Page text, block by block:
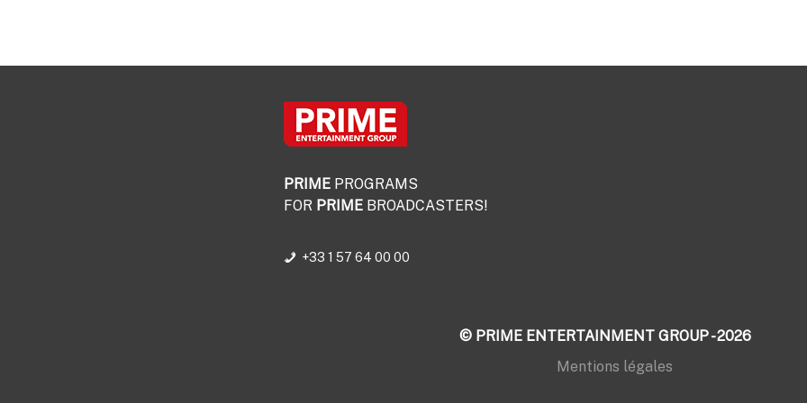
PRIMEPROGRAMS
FOR PRIMEBROADCASTERS!
+33 1 57 64 00 00
© PRIME ENTERTAINMENT GROUP - 2026
Mentions légales